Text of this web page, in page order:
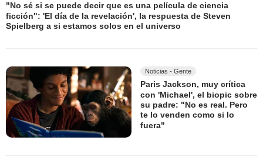
"No sé si se puede decir que es una película de ciencia
ficción": 'El día de la revelación', la respuesta de Steven
Spielberg a si estamos solos en el universo
Noticias - Gente
Paris Jackson, muy crítica
con 'Michael', el biopic sobre
su padre: "No es real. Pero
te lo venden como si lo
fuera"